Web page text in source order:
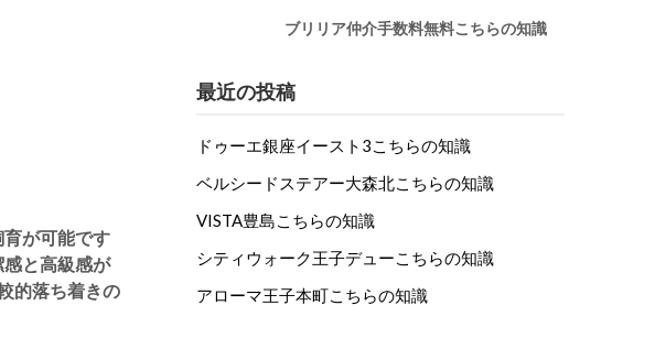
ブリリア仲介手数料無料こちらの知識
が可能です
と高級感が
的落ち着きの
最近の投稿
ドゥーエ銀座イースト3こちらの知識
ベルシードステアー大森北こちらの知識
VISTA豊島こちらの知識
シティウォーク王子デューこちらの知識
アローマ王子本町こちらの知識